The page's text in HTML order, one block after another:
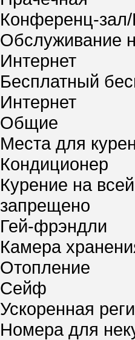
Конференц-
Обслуживание
Интернет
Бесплатный
Интернет
Общие
Места для
Кондиционер
Курение на
запрещено
Гей-фрэндли
Камера
Отопление
Сейф
Ускоренная
Номера для